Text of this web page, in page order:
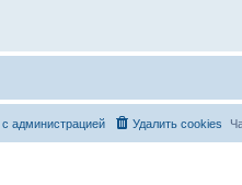
Удалить cookies
администрацией